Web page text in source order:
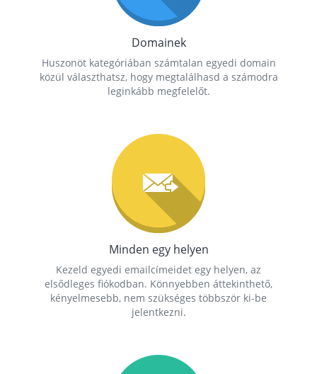
Domainek
Huszonöt kategóriában számtalan egyedi domain
közül választhatsz, hogy megtalálhasd a számodra
leginkább megfelelőt.
Minden egy helyen
Kezeld egyedi emailcímeidet egy helyen, az
elsődleges fiókodban. Könnyebben áttekinthető,
kényelmesebb, nem szükséges többször ki-be
jelentkezni.